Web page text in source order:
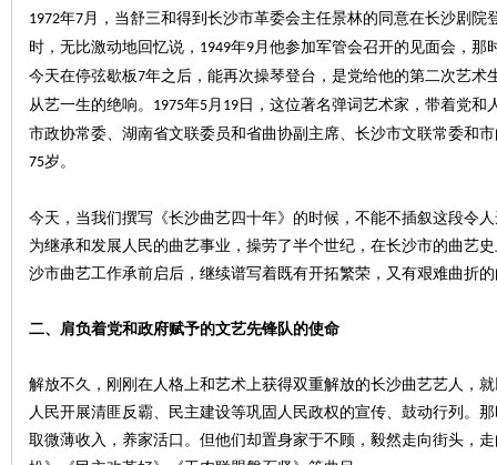
1972年7月，当舒三和得到长沙市革委会主任景林的同意在长沙剧
时，无比激动地回忆说， 1949年9月他参加军管会召开的见面会，那
今天在停弦歇板7年之后，能再次操琴登台，是党给他的第二次艺术
从艺一生的绝响。 1975年5月 19 日，这位著名弹词艺术家，带着党
市政协常委、湖南省文联委员和省曲协副主席、长沙市文联常委和
75岁。
今天，当我们撰写《长沙曲艺四十年》的时候，不能不插叙这段令
为继承和发展人民的曲艺事业，操劳了半个世纪，在长沙市的曲艺
沙市曲艺工作承前启后，继续谱写着既有开拓繁荣，又有艰难曲折
二、 肩负着党和政府赋予的文艺先锋队的使命
解放不久，刚刚在人格上和艺术上获得双重解放的长沙曲艺艺人，
人民开展清匪反霸、民主建设等巩固人民政权的宣传、鼓动行列。
取微薄收入，养家活口。但他们却置身家于不顾，毅然走向街头，